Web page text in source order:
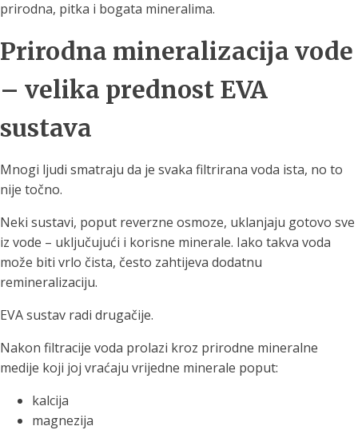
prirodna, pitka i bogata mineralima.
Prirodna mineralizacija vode
– velika prednost EVA
sustava
Mnogi ljudi smatraju da je svaka filtrirana voda ista, no to
nije točno.
Neki sustavi, poput reverzne osmoze, uklanjaju gotovo sve
iz vode – uključujući i korisne minerale. Iako takva voda
može biti vrlo čista, često zahtijeva dodatnu
remineralizaciju.
EVA sustav radi drugačije.
Nakon filtracije voda prolazi kroz prirodne mineralne
medije koji joj vraćaju vrijedne minerale poput:
kalcija
magnezija